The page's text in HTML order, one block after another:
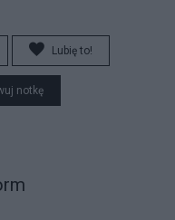
Lubię to!
notkę